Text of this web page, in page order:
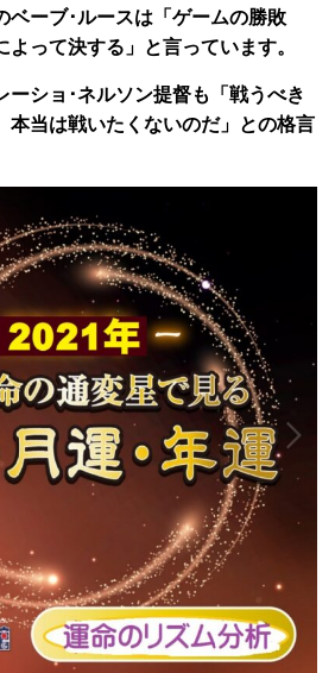
ベーブ･ルースは「ゲームの勝敗
って決する」と言っています。
ーショ･ネルソン提督も「戦うべき
本当は戦いたくないのだ」との格言